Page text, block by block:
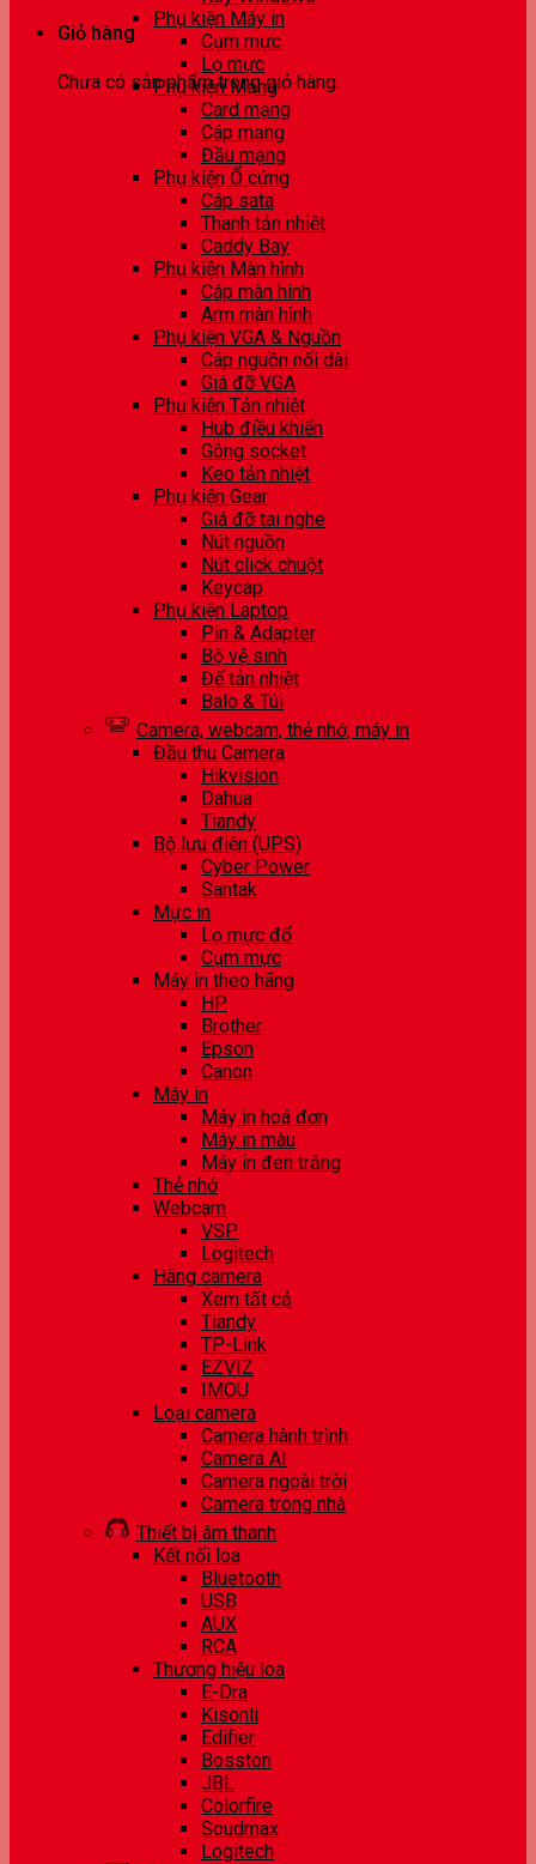
Giỏ hàng
Chưa có sản phẩm trong giỏ hàng.
Phụ kiện Máy in
Cụm mực
Lọ mực
Phụ kiện Mạng
Card mạng
Cáp mạng
Đầu mạng
Phụ kiện Ổ cứng
Cáp sata
Thanh tản nhiệt
Caddy Bay
Phụ kiện Màn hình
Cáp màn hình
Arm màn hình
Phụ kiện VGA & Nguồn
Cáp nguồn nối dài
Giá đỡ VGA
Phụ kiện Tản nhiệt
Hub điều khiển
Gông socket
Keo tản nhiệt
Phụ kiện Gear
Giá đỡ tai nghe
Nút nguồn
Nút click chuột
Keycap
Phụ kiện Laptop
Pin & Adapter
Bộ vệ sinh
Đế tản nhiệt
Balo & Túi
Camera, webcam, thẻ nhớ, máy in
Đầu thu Camera
Hikvision
Dahua
Tiandy
Bộ lưu điện (UPS)
Cyber Power
Santak
Mực in
Lọ mực đổ
Cụm mực
Máy in theo hãng
HP
Brother
Epson
Canon
Máy in
Máy in hoá đơn
Máy in màu
Máy in đen trắng
Thẻ nhớ
Webcam
VSP
Logitech
Hãng camera
Xem tất cả
Tiandy
TP-Link
EZVIZ
IMOU
Loại camera
Camera hành trình
Camera AI
Camera ngoài trời
Camera trong nhà
Thiết bị âm thanh
Kết nối loa
Bluetooth
USB
AUX
RCA
Thương hiệu loa
E-Dra
Kisonli
Edifier
Bosston
JBL
Colorfire
Soudmax
Logitech